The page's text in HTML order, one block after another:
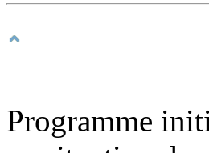
Programme